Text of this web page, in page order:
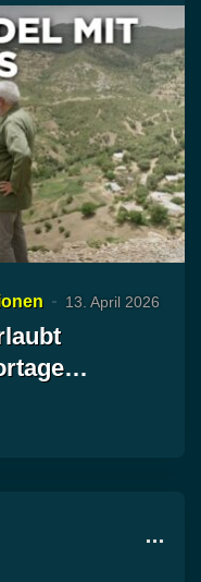
13. April 2026